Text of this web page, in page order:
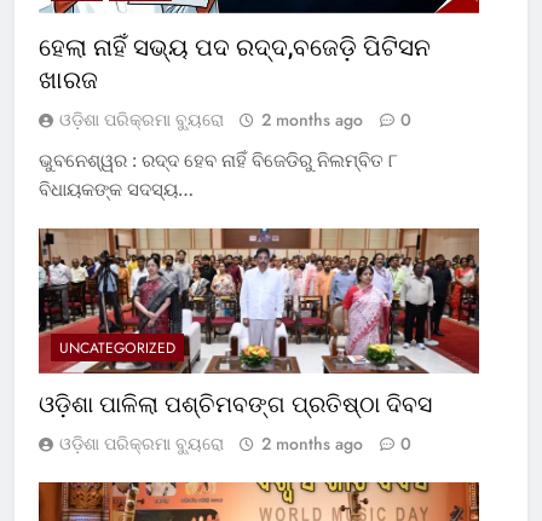
ହେଲା ନାହିଁ ସଭ୍ୟ ପଦ ରଦ୍ଦ,ବଜେଡ଼ି ପିଟିସନ
ଖାରଜ
ଓଡ଼ିଶା ପରିକ୍ରମା ବ୍ୟୁରୋ 2 months ago 0
ଭୁବନେଶ୍ୱର : ରଦ୍ଦ ହେବ ନାହିଁ ବିଜେଡିରୁ ନିଲମ୍ବିତ ୮
ବିଧାୟକଙ୍କ ସଦସ୍ୟ…
UNCATEGORIZED
ଓଡ଼ିଶା ପାଳିଲା ପଶ୍ଚିମବଙ୍ଗ ପ୍ରତିଷ୍ଠା ଦିବସ
ଓଡ଼ିଶା ପରିକ୍ରମା ବ୍ୟୁରୋ 2 months ago 0